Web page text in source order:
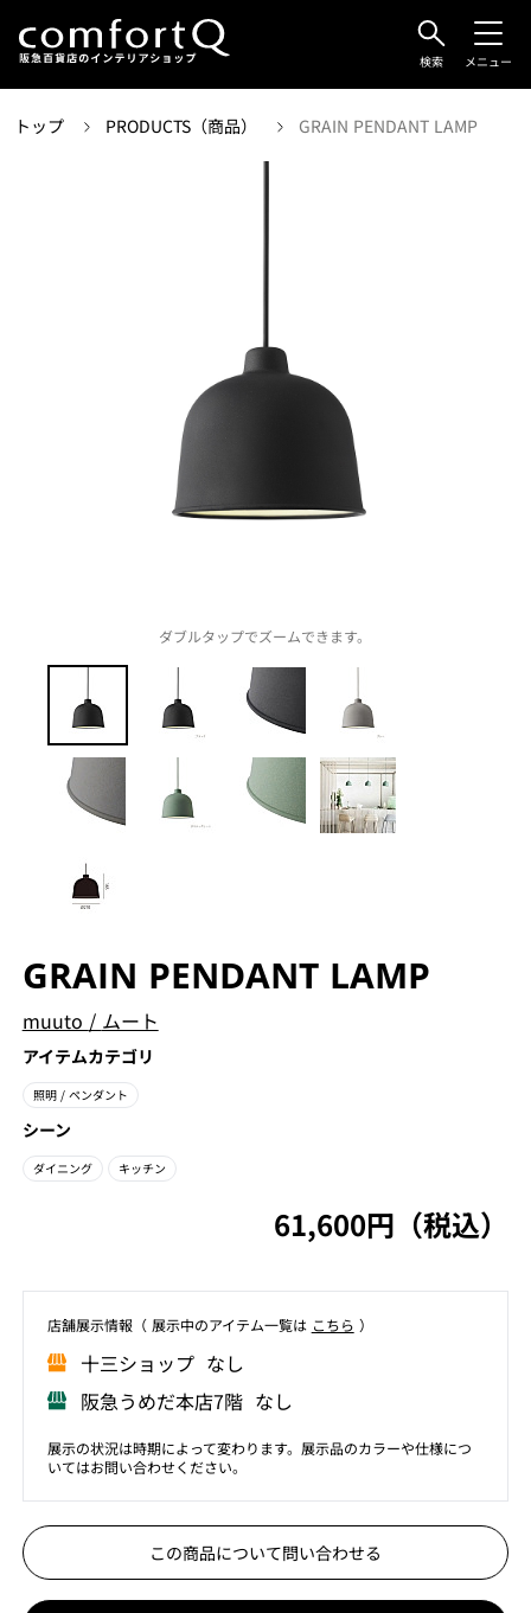
検索 メニュー
トップ PRODUCTS（商品） GRAIN PENDANT LAMP
ダブルタップでズームできます。
GRAIN PENDANT LAMP
muuto / ムート
アイテムカテゴリ
照明 / ペンダント
シーン
ダイニング キッチン
61,600円（税込）
店舗展⽰情報（ 展⽰中のアイテム⼀覧は こちら ）
⼗三ショップ なし
阪急うめだ本店7階 なし
展示の状況は時期によって変わります。展示品のカラーや仕様につ
いてはお問い合わせください。
この商品について問い合わせる